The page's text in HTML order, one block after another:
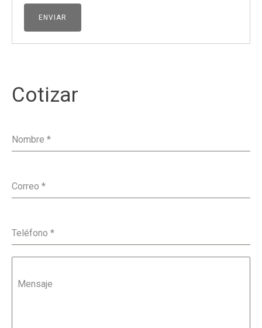
Cotizar
Nombre *
Correo *
Teléfono *
Mensaje